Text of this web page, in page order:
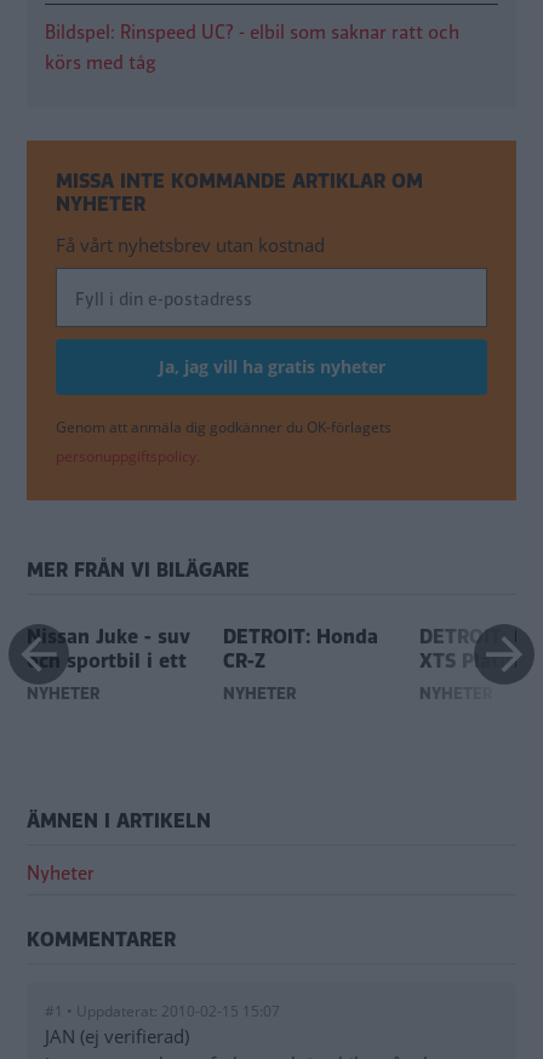
Bildspel: Rinspeed UC? - elbil som saknar ratt och
körs med tåg
MISSA INTE KOMMANDE ARTIKLAR OM
NYHETER
Få vårt nyhetsbrev utan kostnad
Genom att anmäla dig godkänner du OK-förlagets
personuppgiftspolicy.
MER FRÅN VI BILÄGARE
Nissan Juke - suv
och sportbil i ett
NYHETER
DETROIT: Honda
CR-Z
NYHETER
DETROIT:
XTS
NYHETER
ÄMNEN I ARTIKELN
Nyheter
KOMMENTARER
#1 • Uppdaterat: 2010-02-15 15:07
JAN (ej verifierad)